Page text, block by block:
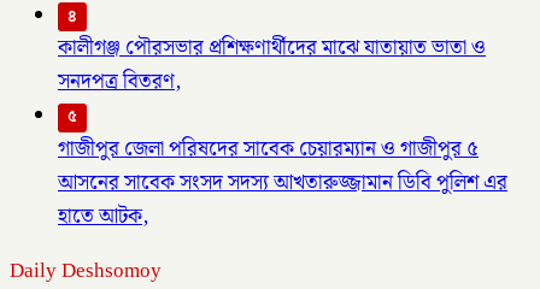
৪
কালীগঞ্জ পৌরসভার প্রশিক্ষণার্থীদের মাঝে যাতায়াত ভাতা ও
সনদপত্র বিতরণ,
৫
গাজীপুর জেলা পরিষদের সাবেক চেয়ারম্যান ও গাজীপুর ৫
আসনের সাবেক সংসদ সদস্য আখতারুজ্জামান ডিবি পুলিশ এর
হাতে আটক,
Daily Deshsomoy